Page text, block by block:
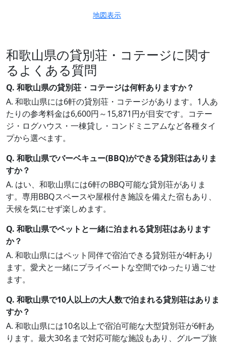
地図表示
和歌山県の貸別荘・コテージに関す
るよくある質問
Q. 和歌山県の貸別荘・コテージは何軒ありますか？
A. 和歌山県には6軒の貸別荘・コテージがあります。1人あ
たりの参考料金は6,600円～15,871円が目安です。コテー
ジ・ログハウス・一棟貸し・コンドミニアムなど各種タイ
プから選べます。
Q. 和歌山県でバーベキュー(BBQ)ができる貸別荘はありま
すか？
A. はい、和歌山県には6軒のBBQ可能な貸別荘がありま
す。専用BBQスペースや屋根付き施設を備えた宿もあり、
天候を気にせず楽しめます。
Q. 和歌山県でペットと一緒に泊まれる貸別荘はあります
か？
A. 和歌山県にはペット同伴で宿泊できる貸別荘が4軒あり
ます。愛犬と一緒にプライベートな空間でゆったり過ごせ
ます。
Q. 和歌山県で10人以上の大人数で泊まれる貸別荘はありま
すか？
A. 和歌山県には10名以上で宿泊可能な大型貸別荘が6軒あ
ります。最大30名まで対応可能な施設もあり、グループ旅